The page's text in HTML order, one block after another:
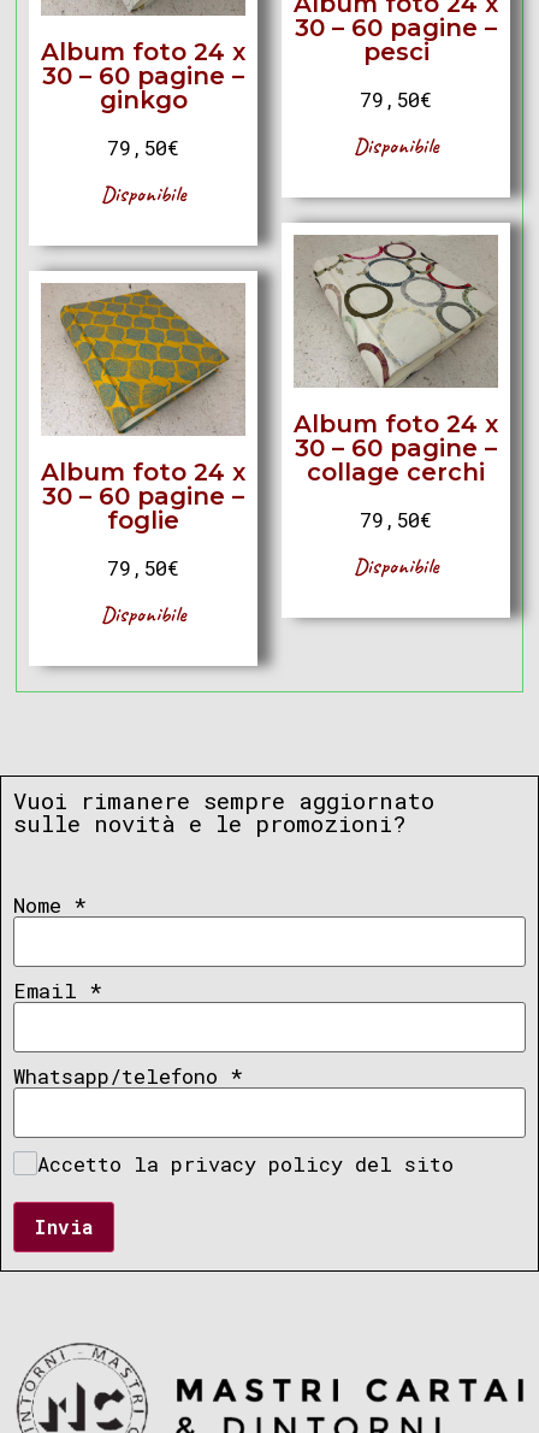
30 – 60 pagine –
pesci
79,50€
Disponibile
Album foto 24 x
30 – 60 pagine –
ginkgo
79,50€
Disponibile
Album foto 24 x
30 – 60 pagine –
collage cerchi
79,50€
Disponibile
Album foto 24 x
30 – 60 pagine –
foglie
79,50€
Disponibile
Vuoi rimanere sempre aggiornato
sulle novità e le promozioni?
Nome *
Email *
Whatsapp/telefono *
Accetto la privacy policy del sito
Invia